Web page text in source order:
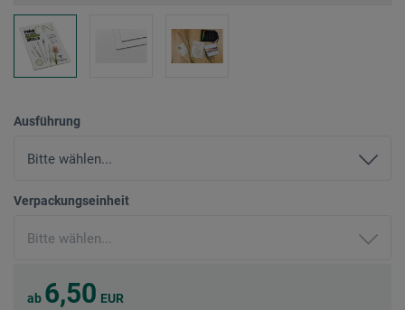
Ausführung
Verpackungseinheit
ab 6,50 EUR